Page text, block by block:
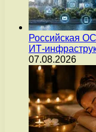
Российская
ИТ-
07.08.2026